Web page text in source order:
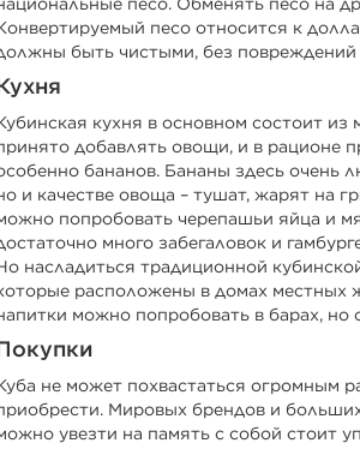
песо. Обменять песо на
песо относится к
быть чистыми, без повреждений
Кухня
кухня в основном состоит
добавлять овощи, и в рационе
бананов. Бананы здесь очень
и качестве овоща – тушат, жарят на
попробовать черепашьи яйца и
много забегаловок и
насладиться традиционной
расположены в домах местных
можно попробовать в барах, но
Покупки
не может похвастаться огромным
Мировых брендов и
увезти на память с собой стоит